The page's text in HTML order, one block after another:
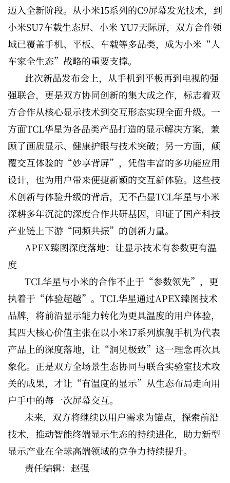
迈入全新阶段。从小米15系列的C9屏幕发光技术，到
小米SU7车载生态屏、小米 YU7天际屏，双方合作领
域已覆盖手机、平板、车载等多品类，成为小米“人
车家全生态”战略的重要支撑。
此次新品发布会上，从手机到平板再到电视的强
强联合，更是双方协同创新的集大成之作，标志着双
方合作从核心显示技术到交互形态实现全面升级。一
方面TCL华星为各品类产品打造的显示解决方案，兼
顾了画质显示、健康护眼与技术突破；另一方面，颠
覆交互体验的“妙享背屏”，凭借丰富的多功能应用
设计，也为用户带来便捷新颖的交互新体验。这些技
术创新与体验升级的背后，无不凸显TCL华星与小米
深耕多年沉淀的深度合作共研基因，印证了国产科技
产业链上下游“同频共振”的创新力量。
APEX臻图深度落地：让显示技术有参数更有温
度
TCL华星与小米的合作不止于“参数领先”，更
执着于“体验超越”。TCL华星通过APEX臻图技术
品牌，将前沿显示能力转化为更具温度的用户体验，
其四大核心价值主张在以小米17系列旗舰手机为代表
产品上的深度落地，让“洞见极致”这一理念再次具
象化。正是双方全场景生态协同与联合实验室技术攻
关的成果，才让“有温度的显示”从生态布局走向用
户手中的每一次屏幕交互。
未来，双方将继续以用户需求为锚点，探索前沿
技术，推动智能终端显示生态的持续进化，助力新型
显示产业在全球高端领域的竞争力持续提升。
责任编辑：赵强